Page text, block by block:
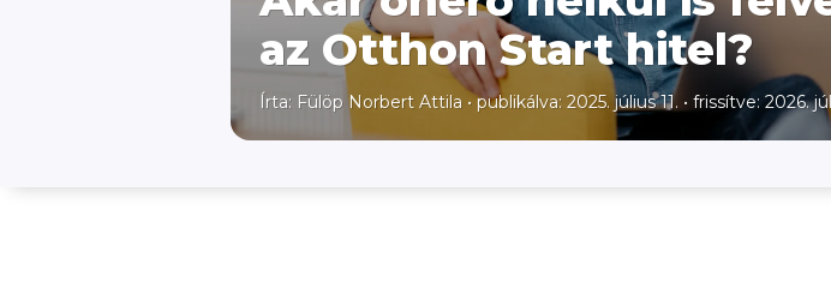
az Otthon Start hitel?
Írta: Fülöp Norbert Attila •publikálva: 2025. július 11. • frissítve: 2026.